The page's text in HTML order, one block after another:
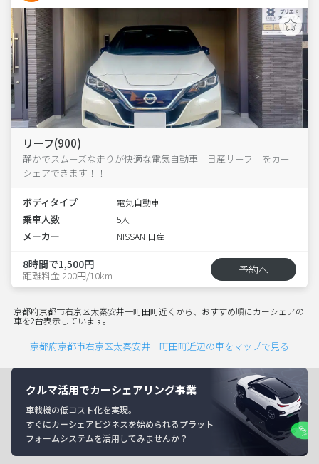
リーフ(900)
静かでスムーズな走りが快適な電気自動車「日産リーフ」をカー
シェアできます！！
ボディタイプ 電気自動車
乗車人数 5人
メーカー NISSAN 日産
8時間で1,500円
距離料金 200円/10km 予約へ
京都府京都市右京区太秦安井一町田町近くから、おすすめ順にカーシェアの
車を2台表示しています。
京都府京都市右京区太秦安井一町田町近辺の車をマップで見る
クルマ活用でカーシェアリング事業
車載機の低コスト化を実現。
すぐにカーシェアビジネスを始められるプラット
フォームシステムを活用してみませんか？